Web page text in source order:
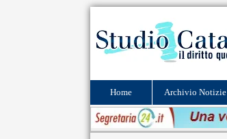
Home Archivio Notizie